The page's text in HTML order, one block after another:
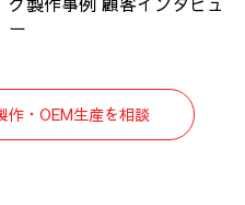
ー
作・OEM生産を相談